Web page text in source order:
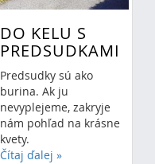
DO KELU S
PREDSUDKAMI
Predsudky sú ako
burina. Ak ju
nevyplejeme, zakryje
nám pohľad na krásne
kvety.
Čítaj ďalej »